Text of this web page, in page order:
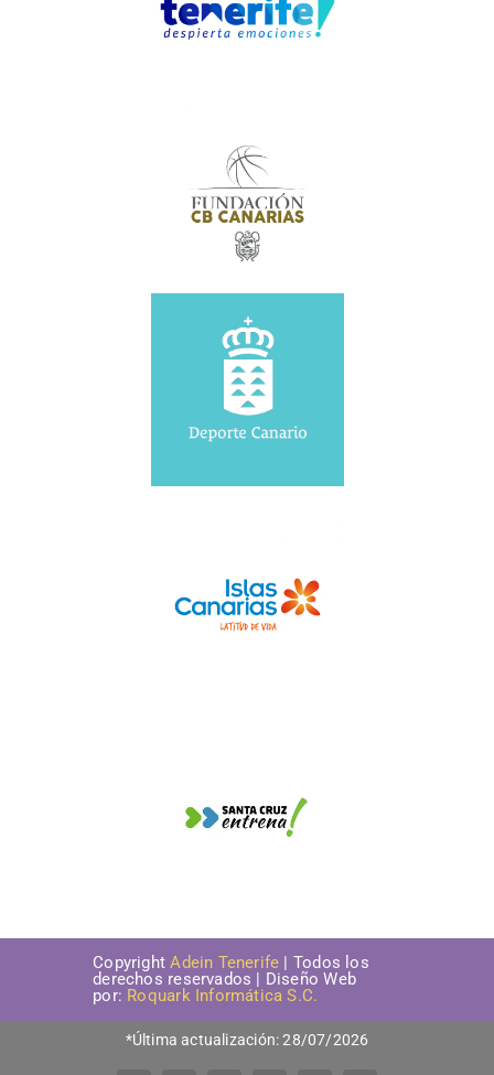
CopyrightAdein Tenerife | Todos los
derechos reservados | Diseño Web
por: Roquark Informática S.C.
*Última actualización: 28/07/2026